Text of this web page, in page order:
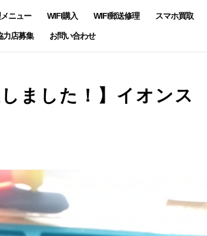
ニュー WIFI購入 WIFI郵送修理 スマホ買取
力店募集 お問い合わせ
ました！】イオンス